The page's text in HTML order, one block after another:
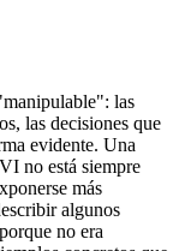
las
las decisiones que
evidente. Una
no está siempre
más
algunos
no era